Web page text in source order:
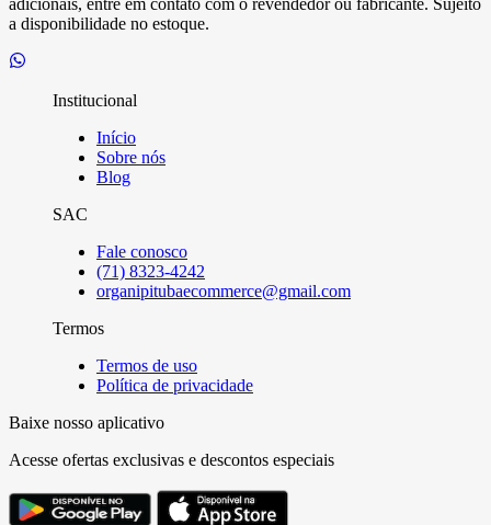
a disponibilidade no estoque.
Institucional
Início
Sobre nós
Blog
SAC
Fale conosco
(71) 8323-4242
organipitubaecommerce@gmail.com
Termos
Termos de uso
Política de privacidade
Baixe nosso aplicativo
Acesse ofertas exclusivas e descontos especiais